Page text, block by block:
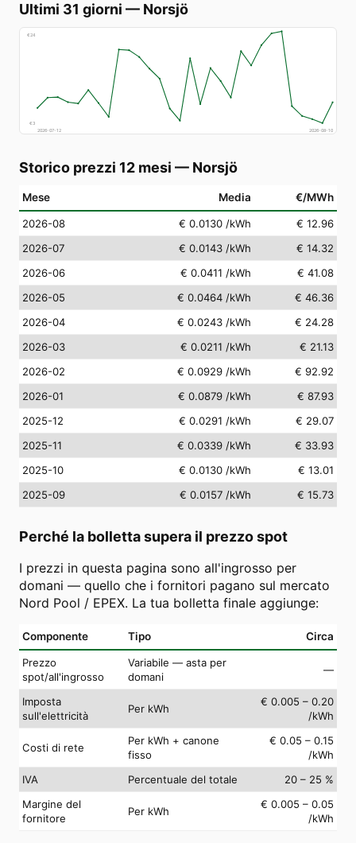
Ultimi 31 giorni — Norsjö
€24
€3
2026-07-12
2026-08-10
Storico prezzi 12 mesi — Norsjö
Mese Media €/MWh
2026-08 € 0.0130 /kWh
€ 12.96
2026-07
€ 0.0143 /kWh
€ 14.32
2026-06
€ 0.0411 /kWh
€ 41.08
2026-05
€ 0.0464 /kWh
€ 46.36
2026-04
€ 0.0243 /kWh
€ 24.28
2026-03
€ 0.0211 /kWh
€ 21.13
2026-02
€ 0.0929 /kWh
€ 92.92
2026-01
€ 0.0879 /kWh
€ 87.93
2025-12
€ 0.0291 /kWh
€ 29.07
2025-11
€ 0.0339 /kWh
€ 33.93
2025-10
€ 0.0130 /kWh
€ 13.01
2025-09
€ 0.0157 /kWh € 15.73
Perché la bolletta supera il prezzo spot
I prezzi in questa pagina sono all'ingrosso per
domani — quello che i fornitori pagano sul mercato
Nord Pool / EPEX. La tua bolletta finale aggiunge:
Componente Tipo Circa
Prezzo
spot/all'ingrosso
Variabile — asta per
domani
—
Imposta
sull'elettricità
Per kWh
€ 0.005 – 0.20
/kWh
Costi di rete
Per kWh + canone
fisso
€ 0.05 – 0.15
/kWh
IVA
Percentuale del totale
20 – 25 %
Margine del
fornitore
Per kWh
€ 0.005 – 0.05
/kWh